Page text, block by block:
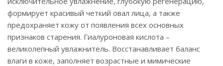
формирует красивый четкий овал лица, а также
предохраняет кожу от появления всех основных
признаков старения. Гиалуроновая кислота –
великолепный увлажнитель. Восстанавливает баланс
влаги в коже, заполняет возрастные и мимические